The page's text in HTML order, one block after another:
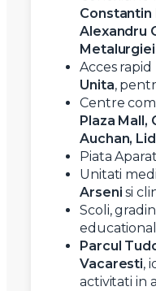
Constantin
Alexandru
Metalurgiei
Acces rapid
Unita,
Centre
Plaza Mall,
Auchan,
Piata
Unitati
Arseni si
Scoli,
Parcul
Vacaresti,
activitati in